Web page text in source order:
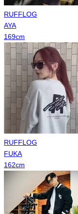
RUFFLOG
AYA
169cm
RUFFLOG
FUKA
162cm